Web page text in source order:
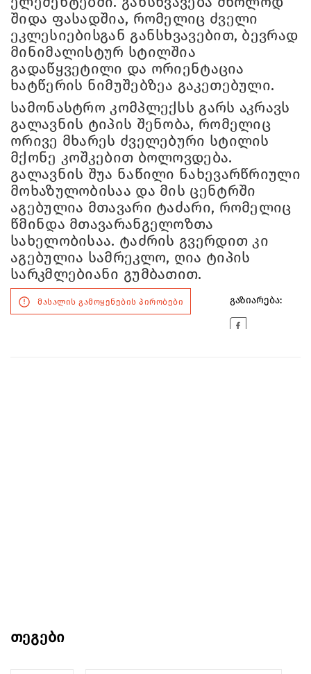
შიდა ფასადშია, რომელიც ძველი
ეკლესიებისგან განსხვავებით, ბევრად
მინიმალისტურ სტილშია
გადაწყვეტილი და ორიენტაცია
ხატწერის ნიმუშებზეა გაკეთებული.
სამონასტრო კომპლექსს გარს აკრავს
გალავნის ტიპის შენობა, რომელიც
ორივე მხარეს ძველებური სტილის
მქონე კოშკებით ბოლოვდება.
გალავნის შუა ნაწილი ნახევარწრიული
მოხაზულობისაა და მის ცენტრში
აგებულია მთავარი ტაძარი, რომელიც
წმინდა მთავარანგელოზთა
სახელობისაა. ტაძრის გვერდით კი
აგებულია სამრეკლო, ღია ტიპის
სარკმლებიანი გუმბათით.
მასალის გამოყენების პირობები გაზიარება:
თეგები